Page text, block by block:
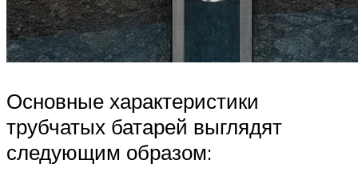
Основные характеристики
трубчатых батарей выглядят
следующим образом: